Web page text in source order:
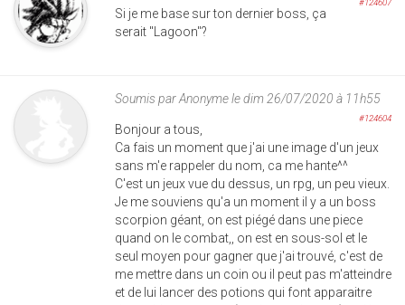
#124607
Si je me base sur ton dernier boss, ça
serait "Lagoon"?
Soumis parAnonymele dim 26/07/2020 à 11h55
#124604
Bonjour a tous,
Ca fais un moment que j'ai une image d'un jeux
sans m'e rappeler du nom, ca me hante^^
C'est un jeux vue du dessus, un rpg, un peu vieux.
Je me souviens qu'a un moment il y a un boss
scorpion géant, on est piégé dans une piece
quand on le combat,, on est en sous-sol et le
seul moyen pour gagner que j'ai trouvé, c'est de
me mettre dans un coin ou il peut pas m'atteindre
et de lui lancer des potions qui font apparaitre